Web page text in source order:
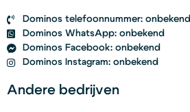
Dominos telefoonnummer: onbekend
Dominos WhatsApp: onbekend
Dominos Facebook: onbekend
Dominos Instagram: onbekend
Andere bedrijven